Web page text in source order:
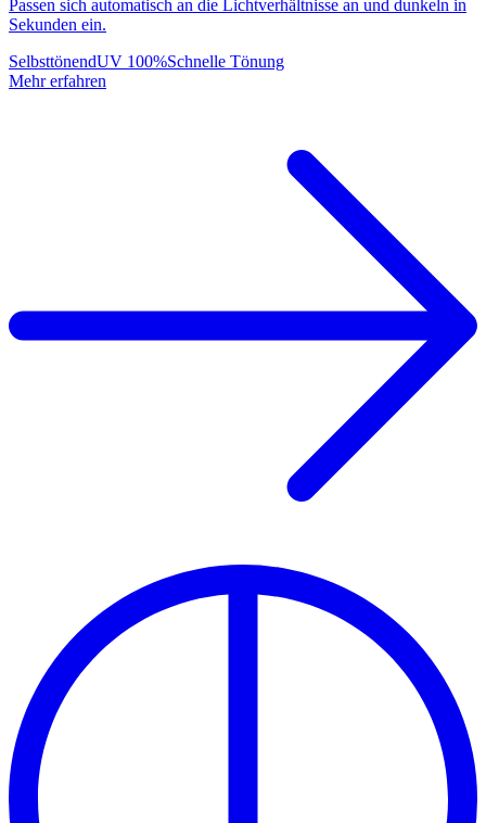
Passen sich automatisch an die Lichtverhältnisse an und dunkeln in
Sekunden ein.
SelbsttönendUV 100%Schnelle Tönung
Mehr erfahren